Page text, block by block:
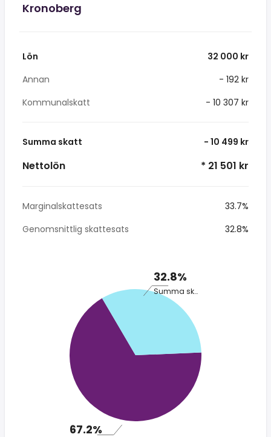
Kronoberg
Lön
32 000 kr
Annan
- 192 kr
Kommunalskatt
- 10 307 kr
Summa skatt - 10 499 kr
Nettolön * 21 501 kr
Marginalskattesats
33.7%
Genomsnittlig skattesats
32.8%
32.8%
Summa skatt
67.2%